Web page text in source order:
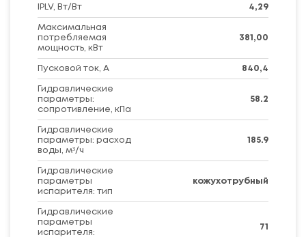
IPLV, Вт/Вт 4,29
Максимальная
потребляемая
мощность, кВт
381,00
Пусковой ток, А 840,4
Гидравлические
параметры:
сопротивление, кПа
58.2
Гидравлические
параметры: расход
воды, м³/ч
185.9
Гидравлические
параметры
испарителя: тип
кожухотрубный
Гидравлические
параметры
испарителя:
71